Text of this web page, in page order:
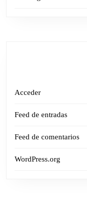
Acceder
Feed de entradas
Feed de comentarios
WordPress.org